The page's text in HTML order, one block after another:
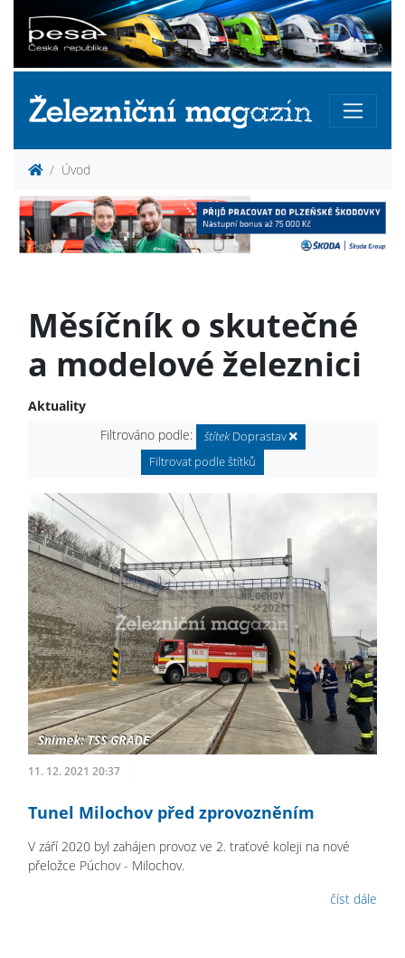
Úvod
Měsíčník o skutečné
a modelové železnici
Aktuality
Filtrováno podle:
štítekDoprastav
Filtrovat podle štítků
11. 12. 2021 20:37
Tunel Milochov před zprovozněním
V září 2020 byl zahájen provoz ve 2. traťové koleji na nové
přeložce Púchov - Milochov.
číst dále